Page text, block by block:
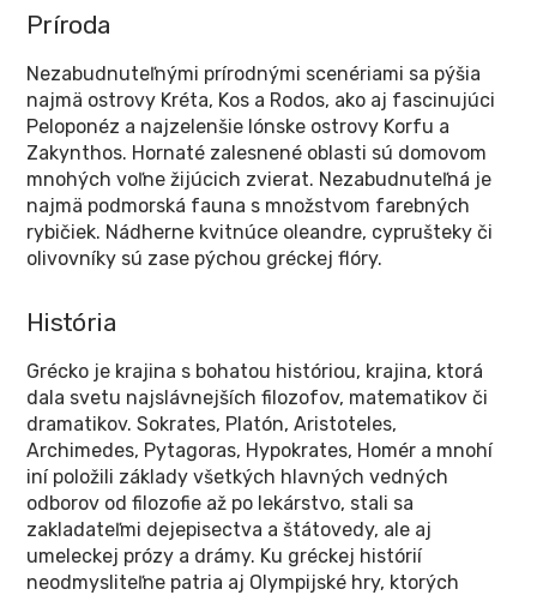
Príroda
Nezabudnuteľnými prírodnými scenériami sa pýšia
najmä ostrovy Kréta, Kos a Rodos, ako aj fascinujúci
Peloponéz a najzelenšie Iónske ostrovy Korfu a
Zakynthos. Hornaté zalesnené oblasti sú domovom
mnohých voľne žijúcich zvierat. Nezabudnuteľná je
najmä podmorská fauna s množstvom farebných
rybičiek. Nádherne kvitnúce oleandre, cyprušteky či
olivovníky sú zase pýchou gréckej flóry.
História
Grécko je krajina s bohatou históriou, krajina, ktorá
dala svetu najslávnejších filozofov, matematikov či
dramatikov. Sokrates, Platón, Aristoteles,
Archimedes, Pytagoras, Hypokrates, Homér a mnohí
iní položili základy všetkých hlavných vedných
odborov od filozofie až po lekárstvo, stali sa
zakladateľmi dejepisectva a štátovedy, ale aj
umeleckej prózy a drámy. Ku gréckej histórií
neodmysliteľne patria aj Olympijské hry, ktorých